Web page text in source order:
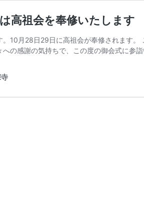
高祖会を奉修いたします
。10月28日29日に高祖会が奉修されます
への感謝の気持ちで、この度の御会式に参